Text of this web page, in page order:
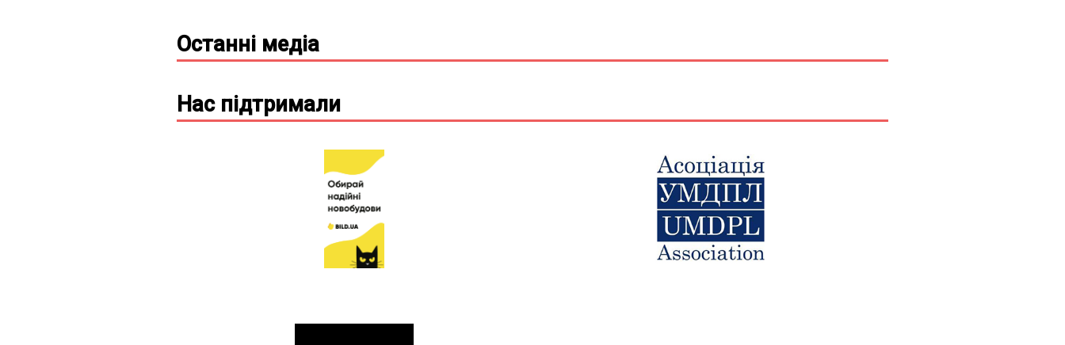
Останні медіа
Нас підтримали